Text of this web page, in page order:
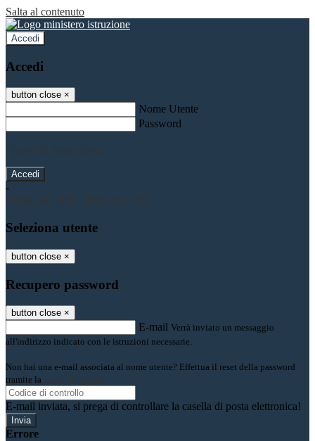
Salta al contenuto
Accedi
Accedi
button close ×
Nome Utente
Password
Password dimenticata?
-
Entra con SPID
Entra con CIE
Seleziona utente
button close ×
Recupero password
button close ×
E-mail Verrà inviato un messaggio
all'indirizzo indicato con le istruzioni necessarie.
Non hai una e-mail associata al nome utente? Effettua il reset della password
tramite la
Login Spaggiari
E-mail inviata, si prega di controllare la casella di posta elettronica!
Errore